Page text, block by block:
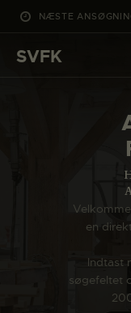
NÆSTE
SVFK
en
Indtast
søgefeltet
DET
ANSØG
OM